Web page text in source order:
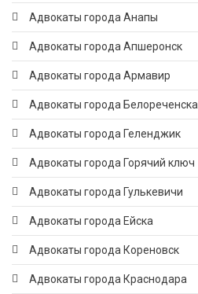
Адвокаты города Анапы
Адвокаты города Апшеронск
Адвокаты города Армавир
Адвокаты города Белореченска
Адвокаты города Геленджик
Адвокаты города Горячий ключ
Адвокаты города Гулькевичи
Адвокаты города Ейска
Адвокаты города Кореновск
Адвокаты города Краснодара